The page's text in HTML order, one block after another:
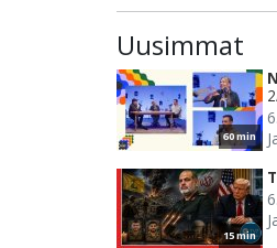
Uusimmat
60 min
15 min